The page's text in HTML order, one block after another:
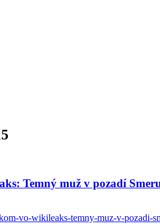
Temný muž v pozadí
vo-wikileaks-temny-muz-v-pozadi-